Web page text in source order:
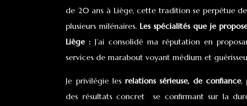
de 20 ans à Liège, cette tradition se perpétue
plusieurs milénaires.Les spécialités que je
Liège : J’ai consolidé ma réputation en
services de marabout voyant médium et
Je privilégie les relations sérieuse, de confiance,
des résultats concret se confirmant sur la